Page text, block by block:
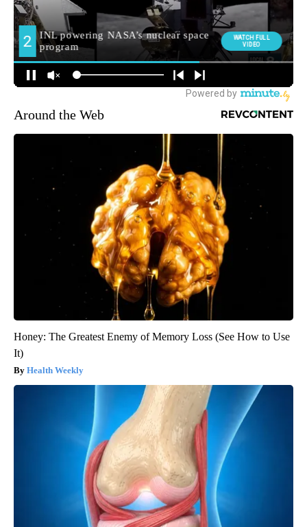
Around the Web
Honey: The Greatest Enemy of Memory Loss (See How to Use
It)
Health Weekly